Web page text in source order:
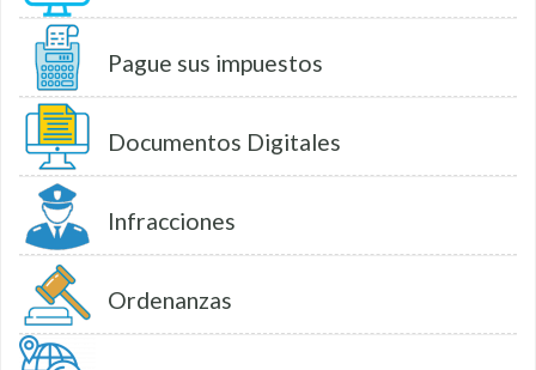
Pague sus impuestos
Documentos Digitales
Infracciones
Ordenanzas